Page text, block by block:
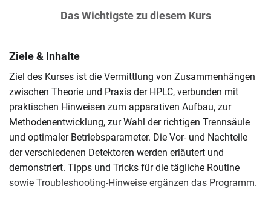
Das Wichtigste zu diesem Kurs
Ziele & Inhalte
Ziel des Kurses ist die Vermittlung von Zusammenhängen
zwischen Theorie und Praxis der HPLC, verbunden mit
praktischen Hinweisen zum apparativen Aufbau, zur
Methodenentwicklung, zur Wahl der richtigen Trennsäule
und optimaler Betriebsparameter. Die Vor- und Nachteile
der verschiedenen Detektoren werden erläutert und
demonstriert. Tipps und Tricks für die tägliche Routine
sowie Troubleshooting-Hinweise ergänzen das Programm.